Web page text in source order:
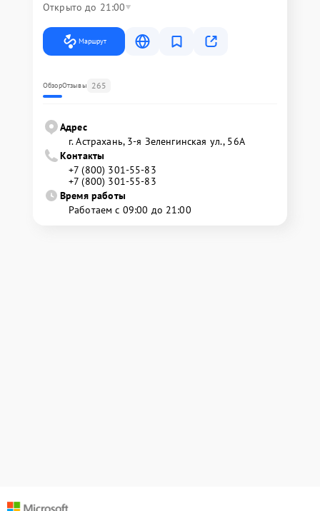
Открыто до 21:00
Маршрут
ОбзорОтзывы 265
Адрес
г. Астрахань, 3-я Зеленгинская ул., 56А
Контакты
+7 (800) 301-55-83
+7 (800) 301-55-83
Время работы
Работаем с 09:00 до 21:00